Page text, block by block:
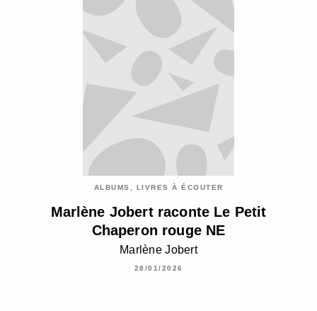
ALBUMS, LIVRES À ÉCOUTER
Marlène Jobert raconte Le Petit
Chaperon rouge NE
Marlène Jobert
28/01/2026